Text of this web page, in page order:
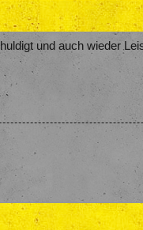
und auch wieder